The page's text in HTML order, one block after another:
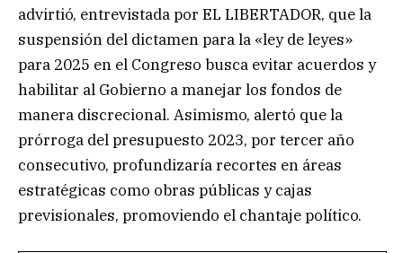
advirtió, entrevistada por EL LIBERTADOR, que la
suspensión del dictamen para la «ley de leyes»
para 2025 en el Congreso busca evitar acuerdos y
habilitar al Gobierno a manejar los fondos de
manera discrecional. Asimismo, alertó que la
prórroga del presupuesto 2023, por tercer año
consecutivo, profundizaría recortes en áreas
estratégicas como obras públicas y cajas
previsionales, promoviendo el chantaje político.